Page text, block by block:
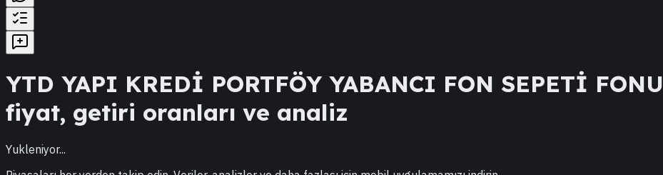
YTD YAPI KREDİ PORTFÖY YABANCI FON SEPETİ FONU
fiyat, getiri oranları ve analiz
Yukleniyor...